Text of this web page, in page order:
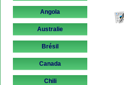
Angola
Australie
Brésil
Canada
Chili